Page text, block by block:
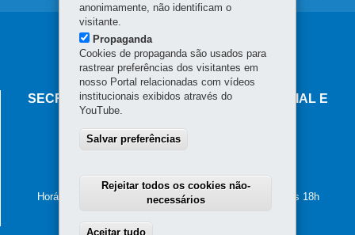
Navegação
principal
SECRETARIA DO DESENVOLVIMENTO SOCIAL E
Palácio das Araucárias
80530-915-Curitiba -PR MAPA
Horário de atendimento: das 8h30 às 12h e das 13h30 às 18h
anonimamente, não identificam o
visitante.
Propaganda
Cookies de propaganda são usados para
rastrear preferências dos visitantes em
nosso Portal relacionadas com vídeos
institucionais exibidos através do
YouTube.
Salvar preferências
Rejeitar todos os cookies não-
necessários
Aceitar tudo